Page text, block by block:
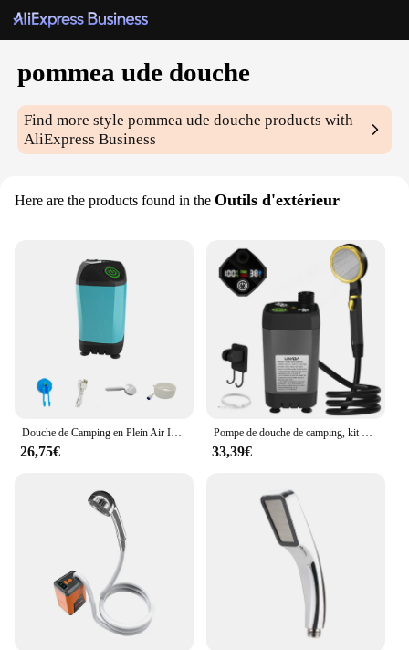
pommea ude douche
Find more stylepommea ude douche products with
AliExpress Business
Here are the products found in the Outils d'extérieur
Douche de Camping en Plein Air IPX7 Étanche avec Affichage Numérique, Pompe Électrique Portable pour Randonnée, Voyage, Plage, Arrosage des Animaux de Compagnie
26,75€
Pompe de douche de camping, kit de douche d'extérieur, avec plein écran, affichage numérique intelligent, réglable, 6000mAh
33,39€